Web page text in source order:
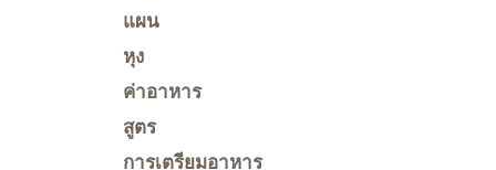
แผน
หุง
ค่าอาหาร
สูตร
การเตรียมอาหาร